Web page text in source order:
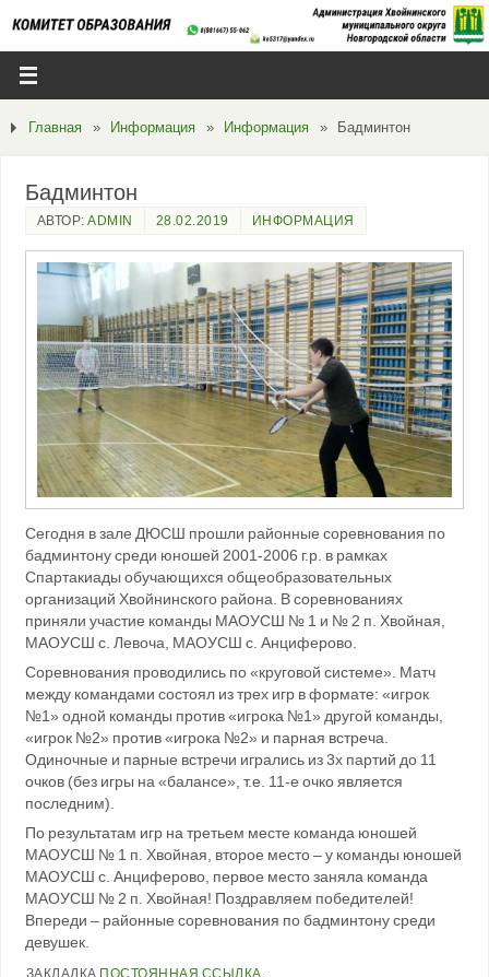
Главная » Информация » Информация » Бадминтон
Бадминтон
АВТОР:ADMIN 28.02.2019 ИНФОРМАЦИЯ
Сегодня в зале ДЮСШ прошли районные соревнования по
бадминтону среди юношей 2001-2006 г.р. в рамках
Спартакиады обучающихся общеобразовательных
организаций Хвойнинского района. В соревнованиях
приняли участие команды МАОУСШ № 1 и № 2 п. Хвойная,
МАОУСШ с. Левоча, МАОУСШ с. Анциферово.
Соревнования проводились по «круговой системе». Матч
между командами состоял из трех игр в формате: «игрок
№1» одной команды против «игрока №1» другой команды,
«игрок №2» против «игрока №2» и парная встреча.
Одиночные и парные встречи игрались из 3х партий до 11
очков (без игры на «балансе», т.е. 11-е очко является
последним).
По результатам игр на третьем месте команда юношей
МАОУСШ № 1 п. Хвойная, второе место – у команды юношей
МАОУСШ с. Анциферово, первое место заняла команда
МАОУСШ № 2 п. Хвойная! Поздравляем победителей!
Впереди – районные соревнования по бадминтону среди
девушек.